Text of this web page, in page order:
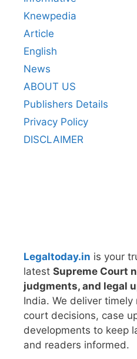
Knewpedia
Article
English
News
ABOUT US
Publishers Details
Privacy Policy
DISCLAIMER
Legaltoday.in is your
latest Supreme Court
judgments, and legal
India. We deliver
court decisions, case
developments to keep
and readers informed.